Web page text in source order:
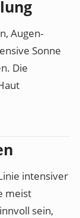
Augen-
Sonne
Die
intensiver
meist
sein,